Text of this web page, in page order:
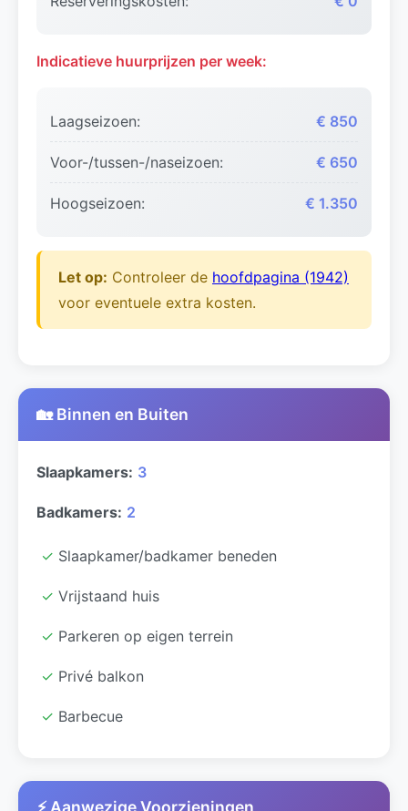
Indicatieve huurprijzen per week:
Laagseizoen: € 850
Voor-/tussen-/naseizoen: € 650
Hoogseizoen: € 1.350
Let op: Controleer de hoofdpagina (1942)
voor eventuele extra kosten.
🏡 Binnen en Buiten
Slaapkamers: 3
Badkamers: 2
✓ Slaapkamer/badkamer beneden
✓ Vrijstaand huis
✓ Parkeren op eigen terrein
✓ Privé balkon
✓ Barbecue
⚡ Aanwezige Voorzieningen